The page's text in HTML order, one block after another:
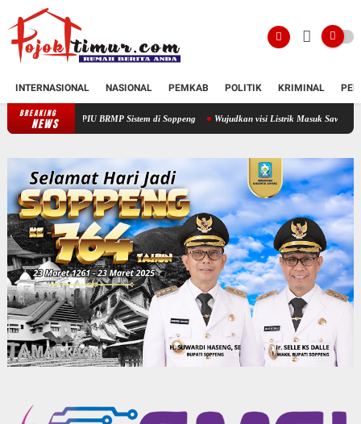
INTERNASIONAL NASIONAL PEMKAB POLITIK KRIMINAL
BREAKING
NEWS
PIU BRMP Sistem di Soppeng Wujudkan visi Listrik Masuk Sawah, Bupati Soppeng